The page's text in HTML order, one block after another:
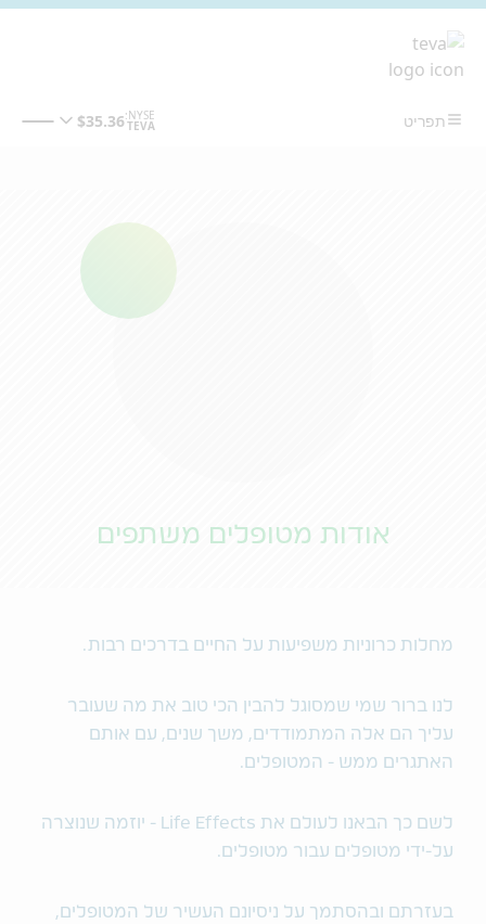
אודות מטופלים משתפים
מחלות כרוניות משפיעות על החיים בדרכים רבות.
לנו ברור שמי שמסוגל להבין הכי טוב את מה שעובר
עליך הם אלה המתמודדים, משך שנים, עם אותם
האתגרים ממש - המטופלים.
לשם כך הבאנו לעולם את Life Effects - יוזמה שנוצרה
על-ידי מטופלים עבור מטופלים.
בעזרתם ובהסתמך על ניסיונם העשיר של המטופלים,